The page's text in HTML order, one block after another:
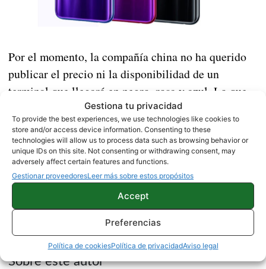
Gestiona tu privacidad
To provide the best experiences, we use technologies like cookies to
store and/or access device information. Consenting to these
technologies will allow us to process data such as browsing behavior or
unique IDs on this site. Not consenting or withdrawing consent, may
adversely affect certain features and functions.
Gestionar proveedoresLeer más sobre estos propósitos
Accept
Preferencias
Política de cookiesPolítica de privacidadAviso legal
Por el momento, la compañía china no ha querido
publicar el precio ni la disponibilidad de un
terminal que llegará en negro, rosa y azul. Lo que
está claro es que el Honor 10i puede dar mucha
guerra en una gama alta en la que cada vez existe
una mayor competencia.
Fuente |Gizmochina
HONOR
Sobre este autor